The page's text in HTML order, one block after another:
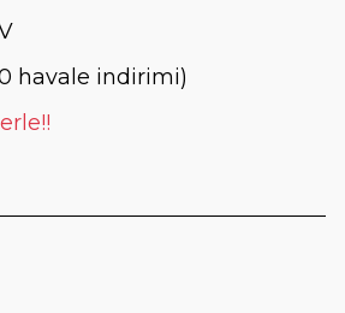
havale indirimi)